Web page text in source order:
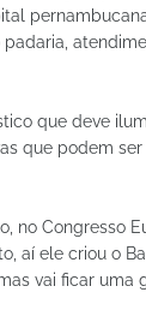
que deve
que podem
no Congresso
aí ele criou o
vai ficar uma